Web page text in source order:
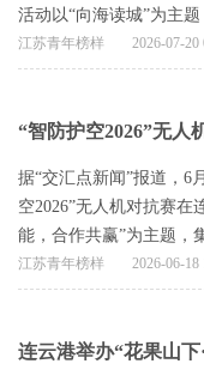
活动以“向海读城”为主
江苏青年榜样 2026-07-20
“智防护空2026”无人
据“交汇点新闻”报道，6
空2026”无人机对抗赛在
能，合作共赢”为主题，
江苏青年榜样 2026-06-18
连云港举办“花果山下